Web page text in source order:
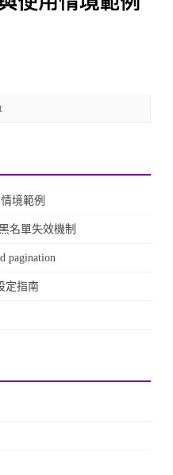
紹
範
例〉
中
境範例
名單失效機制
pagination
定指南